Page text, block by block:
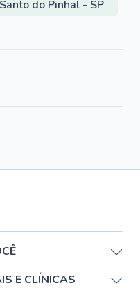
do Pinhal - SP
E CLÍNICAS